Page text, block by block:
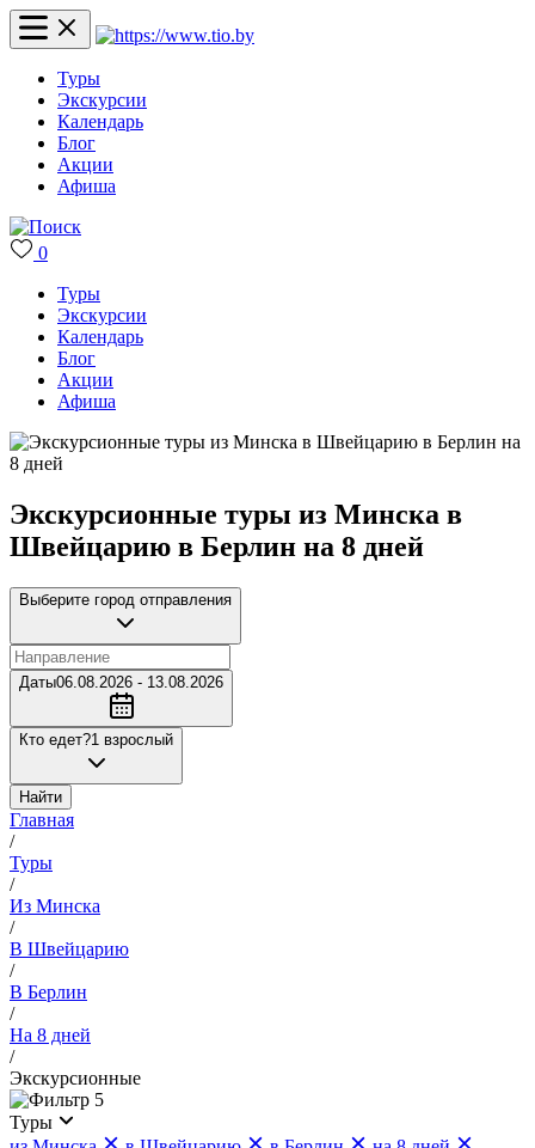
Туры
Экскурсии
Календарь
Блог
Акции
Афиша
0
Туры
Экскурсии
Календарь
Блог
Акции
Афиша
Экскурсионные туры из Минска в
Швейцарию в Берлин на 8 дней
Выберите город отправления
Даты06.08.2026 - 13.08.2026
Кто едет?1 взрослый
Найти
Главная
/
Туры
/
Из Минска
/
В Швейцарию
/
В Берлин
/
На 8 дней
/
Экскурсионные
5
Туры